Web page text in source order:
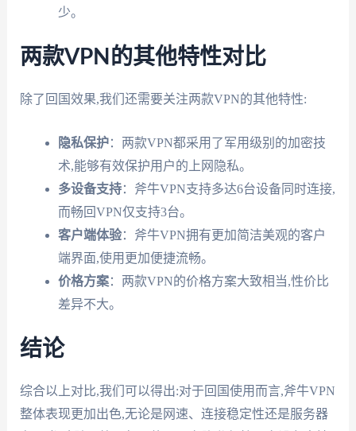
少。
两款VPN的其他特性对比
除了回国效果,我们还需要关注两款VPN的其他特性:
隐私保护：两款VPN都采用了军用级别的加密技
术,能够有效保护用户的上网隐私。
多设备支持：斧牛VPN支持多达6台设备同时连接,
而畅回VPN仅支持3台。
客户端体验：斧牛VPN拥有更加简洁美观的客户
端界面,使用更加便捷流畅。
价格方案：两款VPN的价格方案大致相当,性价比
差异不大。
结论
综合以上对比,我们可以得出:对于回国使用而言,斧牛VPN
整体表现更加出色,无论是网速、连接稳定性还是服务器